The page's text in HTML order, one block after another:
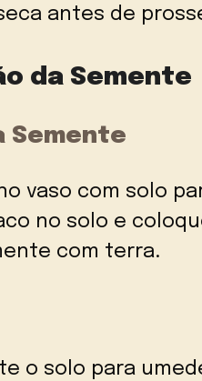
antes de
da Semente
Semente
vaso com solo
no solo e
com terra.
o solo para